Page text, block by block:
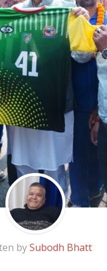
bySubodh Bhatt